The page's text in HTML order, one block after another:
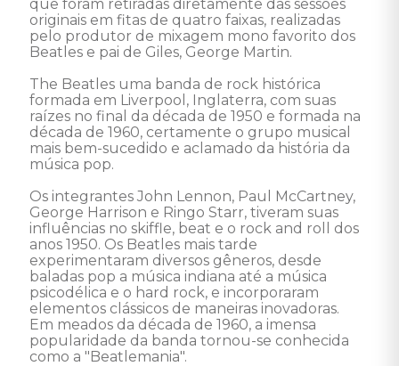
que foram retiradas diretamente das sessões
originais em fitas de quatro faixas, realizadas
pelo produtor de mixagem mono favorito dos
Beatles e pai de Giles, George Martin.
The Beatles uma banda de rock histórica
formada em Liverpool, Inglaterra, com suas
raízes no final da década de 1950 e formada na
década de 1960, certamente o grupo musical
mais bem-sucedido e aclamado da história da
música pop.
Os integrantes John Lennon, Paul McCartney,
George Harrison e Ringo Starr, tiveram suas
influências no skiffle, beat e o rock and roll dos
anos 1950. Os Beatles mais tarde
experimentaram diversos gêneros, desde
baladas pop a música indiana até a música
psicodélica e o hard rock, e incorporaram
elementos clássicos de maneiras inovadoras.
Em meados da década de 1960, a imensa
popularidade da banda tornou-se conhecida
como a "Beatlemania".